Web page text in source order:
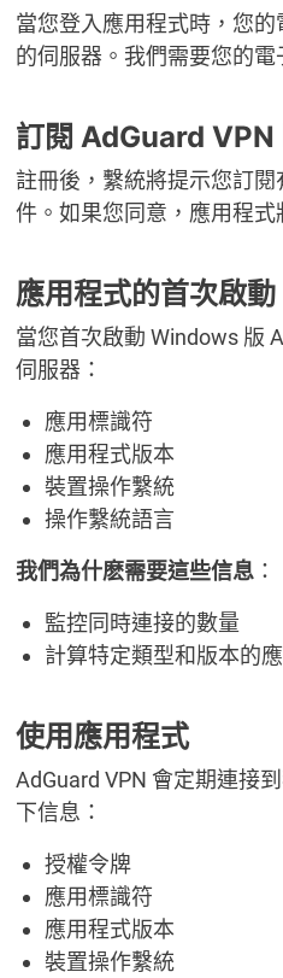
當您登入應用程式時，您
的伺服器。我們需要您的電
訂閱 AdGuard VPN
註冊後，繫統將提示您訂閱
件。如果您同意，應用程
應用程式的首次啟動
當您首次啟動 Windows 版
伺服器：
應用標識符
應用程式版本
裝置操作繫統
操作繫統語言
我們為什麽需要這些信息 ：
監控同時連接的數量
計算特定類型和版本的
使用應用程式
AdGuard VPN 會定期連接
下信息：
授權令牌
應用標識符
應用程式版本
裝置操作繫統